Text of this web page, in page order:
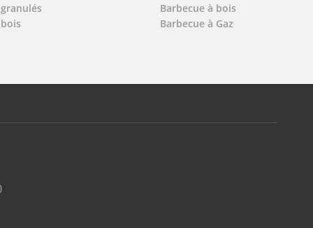
Barbecue à bois
Barbecue à Gaz